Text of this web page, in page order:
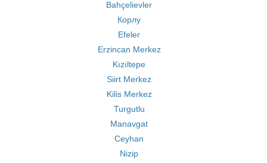
Bahçelievler
Корлу
Efeler
Erzincan Merkez
Kızıltepe
Siirt Merkez
Kilis Merkez
Turgutlu
Manavgat
Ceyhan
Nizip